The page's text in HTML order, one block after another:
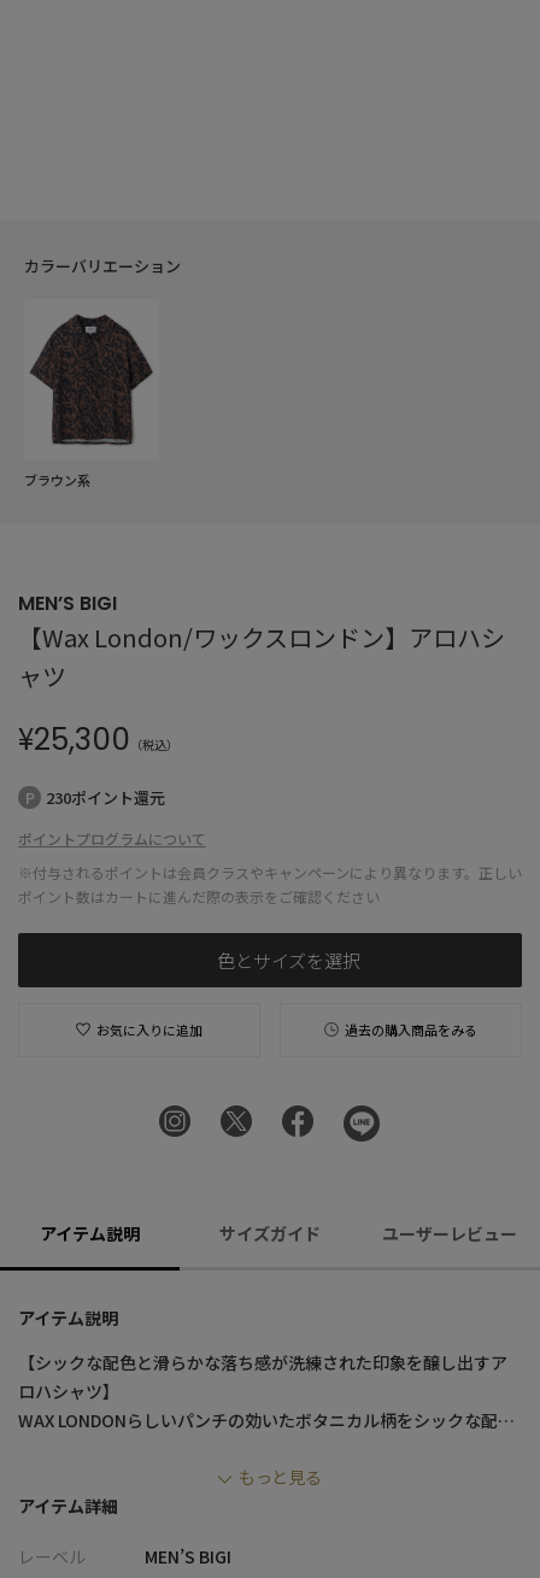
カラーバリエーション
ブラウン系
MEN’S BIGI
【Wax London/ワックスロンドン】アロハシ
ャツ
¥25,300 （税込）
230ポイント還元
ポイントプログラムについて
※付与されるポイントは会員クラスやキャンペーンにより異なります。正しい
ポイント数はカートに進んだ際の表示をご確認ください
色とサイズを選択
お気に入りに追加 過去の購入商品をみる
アイテム説明 サイズガイド ユーザーレビュー
アイテム説明
【シックな配色と滑らかな落ち感が洗練された印象を醸し出すア
ロハシャツ】
WAX LONDONらしいパンチの効いたボタニカル柄をシックな配色
柔らかな落ち感とゆったりしたシルエットが、大人の余裕とリラ
ックスムードを演出します。
す。
もっと見る
アイテム詳細
レーベル
MEN’S BIGI